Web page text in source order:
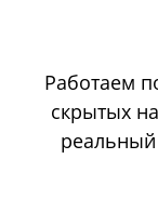
Работаем
скрытых
реальный